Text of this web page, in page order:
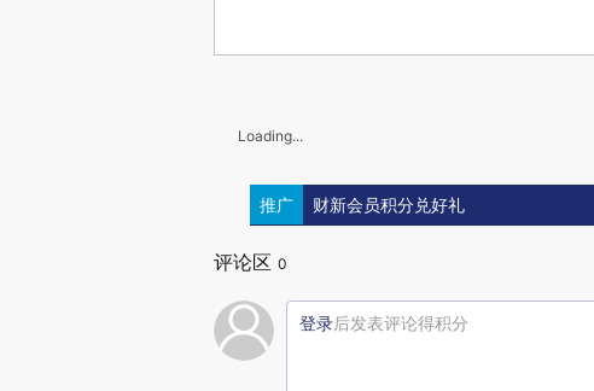
Loading...
推广 财新会员积分兑好礼
评论区 0
登录后发表评论得积分